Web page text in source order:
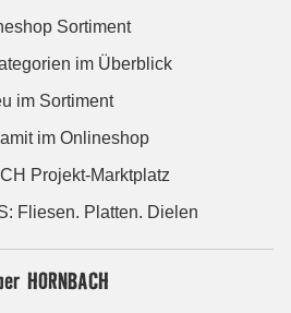
Sortiment
im Überblick
im Sortiment
im Onlineshop
Projekt-Marktplatz
Fliesen. Platten. Dielen
HORNBACH